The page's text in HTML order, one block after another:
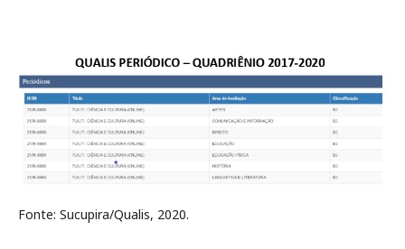
Fonte: Sucupira/Qualis, 2020.